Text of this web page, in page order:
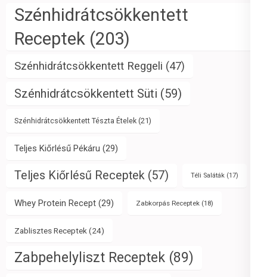
Szénhidrátcsökkentett
Receptek (203)
Szénhidrátcsökkentett Reggeli (47)
Szénhidrátcsökkentett Süti (59)
Szénhidrátcsökkentett Tészta Ételek (21)
Teljes Kiőrlésű Pékáru (29)
Teljes Kiőrlésű Receptek (57) Téli Saláták (17)
Whey Protein Recept (29) Zabkorpás Receptek (18)
Zablisztes Receptek (24)
Zabpehelyliszt Receptek (89)